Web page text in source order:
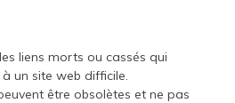
liens morts ou cassés qui
à un site web difficile.
être obsolètes et ne pas